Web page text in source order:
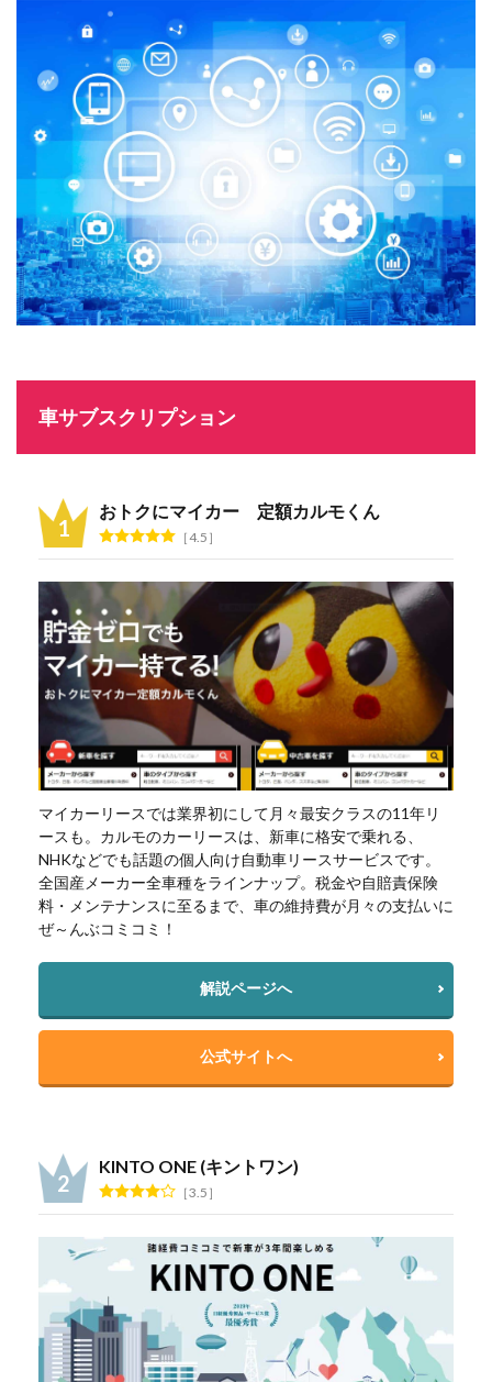
車サブスクリプション
おトクにマイカー 定額カルモくん
4.5
マイカーリースでは業界初にして月々最安クラスの11年リ
ースも。カルモのカーリースは、新車に格安で乗れる、
NHKなどでも話題の個人向け自動車リースサービスです。
全国産メーカー全車種をラインナップ。税金や自賠責保険
料・メンテナンスに至るまで、車の維持費が月々の支払いに
ぜ～んぶコミコミ！
解説ページへ
公式サイトへ
KINTO ONE (キントワン)
3.5